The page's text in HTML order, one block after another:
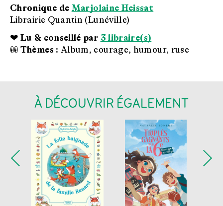
Chronique de Marjolaine Heissat
Librairie Quantin (Lunéville)
❤ Lu & conseillé par 3 libraire(s)
👀 Thèmes : Album, courage, humour, ruse
À DÉCOUVRIR ÉGALEMENT